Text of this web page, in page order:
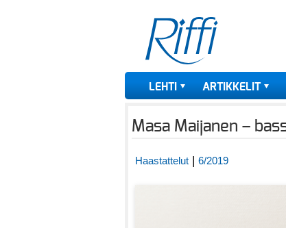
LEHTI ARTIKKELIT
Masa Maijanen –
Haastattelut | 6/2019